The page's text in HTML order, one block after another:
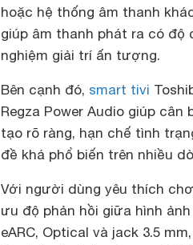
hoặc hệ thống âm thanh
giúp âm thanh phát ra có độ
nghiệm giải trí ấn tượng.
Bên cạnh đó, smart tivi
Regza Power Audio giúp
tạo rõ ràng, hạn chế tình
đề khá phổ biến trên nhiều
Với người dùng yêu thích
ưu độ phản hồi giữa hình
eARC, Optical và jack 3.5